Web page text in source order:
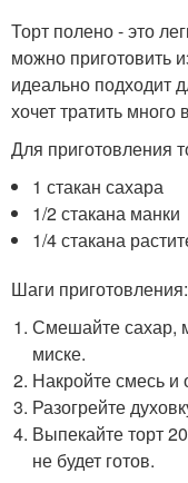
Торт полено - это
можно приготовить
идеально подходит
хочет тратить
Для приготовления
1 стакан сахара
1/2 стакана манки
1/4 стакана
Шаги приготовления:
Смешайте сахар,
миске.
Накройте смесь и
Разогрейте
Выпекайте торт
не будет готов.